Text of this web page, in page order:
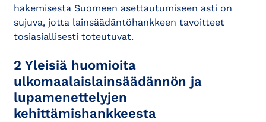
hakemisesta Suomeen asettautumiseen asti on
sujuva, jotta lainsäädäntöhankkeen tavoitteet
tosiasiallisesti toteutuvat.
2 Yleisiä huomioita
ulkomaalaislainsäädännön ja
lupamenettelyjen
kehittämishankkeesta